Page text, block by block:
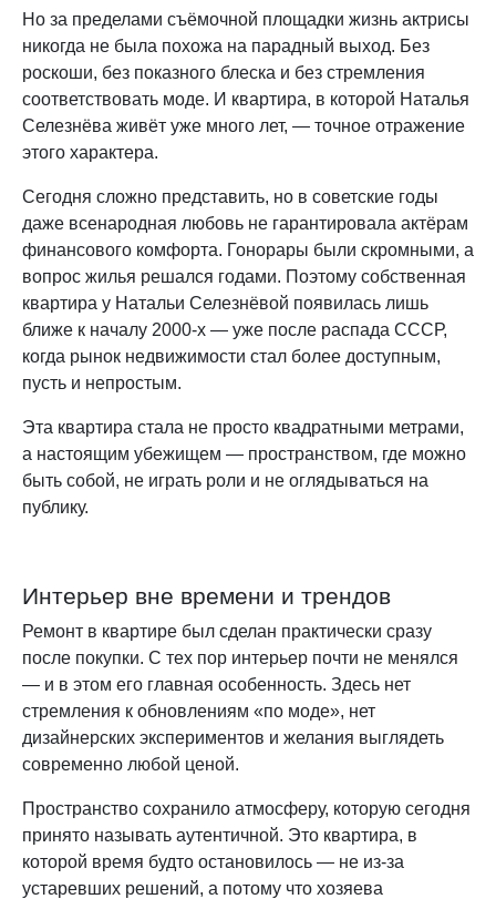
Но за пределами съёмочной площадки жизнь актрисы
никогда не была похожа на парадный выход. Без
роскоши, без показного блеска и без стремления
соответствовать моде. И квартира, в которой Наталья
Селезнёва живёт уже много лет, — точное отражение
этого характера.
Сегодня сложно представить, но в советские годы
даже всенародная любовь не гарантировала актёрам
финансового комфорта. Гонорары были скромными, а
вопрос жилья решался годами. Поэтому собственная
квартира у Натальи Селезнёвой появилась лишь
ближе к началу 2000-х — уже после распада СССР,
когда рынок недвижимости стал более доступным,
пусть и непростым.
Эта квартира стала не просто квадратными метрами,
а настоящим убежищем — пространством, где можно
быть собой, не играть роли и не оглядываться на
публику.
Интерьер вне времени и трендов
Ремонт в квартире был сделан практически сразу
после покупки. С тех пор интерьер почти не менялся
— и в этом его главная особенность. Здесь нет
стремления к обновлениям «по моде», нет
дизайнерских экспериментов и желания выглядеть
современно любой ценой.
Пространство сохранило атмосферу, которую сегодня
принято называть аутентичной. Это квартира, в
которой время будто остановилось — не из-за
устаревших решений, а потому что хозяева